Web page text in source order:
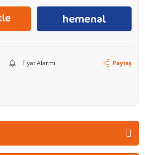
Fiyat Alarmı Paylaş